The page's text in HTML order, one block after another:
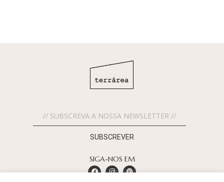
SUBSCREVER
SIGA-NOS EM